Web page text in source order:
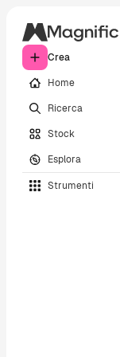
Crea
Home
Ricerca
Stock
Esplora
Strumenti